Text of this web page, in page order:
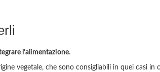
l’alimentazione.
vegetale, che sono consigliabili in quei casi in